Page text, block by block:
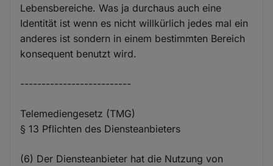
Lebensbereiche. Was ja durchaus auch eine
Identität ist wenn es nicht willkürlich jedes mal ein
anderes ist sondern in einem bestimmten Bereich
konsequent benutzt wird.
--------------------------
Telemediengesetz (TMG)
§ 13 Pflichten des Diensteanbieters
(6) Der Diensteanbieter hat die Nutzung von